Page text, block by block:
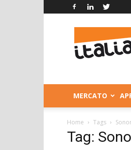
Grafica
MERCATO
Home Tags
Tag: